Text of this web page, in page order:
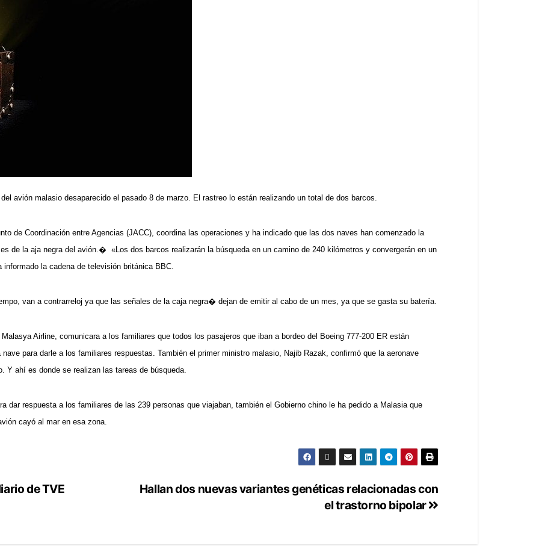
avión malasio desaparecido el pasado 8 de marzo. El rastreo lo están realizando un total de dos barcos.
de Coordinación entre Agencias (JACC), coordina las operaciones y ha indicado que las dos naves han comenzado la
de la aja negra del avión.� «Los dos barcos realizarán la búsqueda en un camino de 240 kilómetros y convergerán en un
la cadena de televisión británica BBC.
van a contrarreloj ya que las señales de la caja negra� dejan de emitir al cabo de un mes, ya que se gasta su batería.
Airline, comunicara a los familiares que todos los pasajeros que iban a bordeo del Boeing 777-200 ER están
para darle a los familiares respuestas. También el primer ministro malasio, Najib Razak, confirmó que la aeronave
Y ahí es donde se realizan las tareas de búsqueda.
dar respuesta a los familiares de las 239 personas que viajaban, también el Gobierno chino le ha pedido a Malasia que
cayó al mar en esa zona.
Hallan dos nuevas variantes genéticas relacionadas con
el trastorno bipolar
de TVE